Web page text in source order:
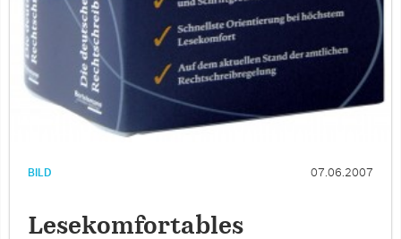
BILD 07.06.2007
Lesekomfortables